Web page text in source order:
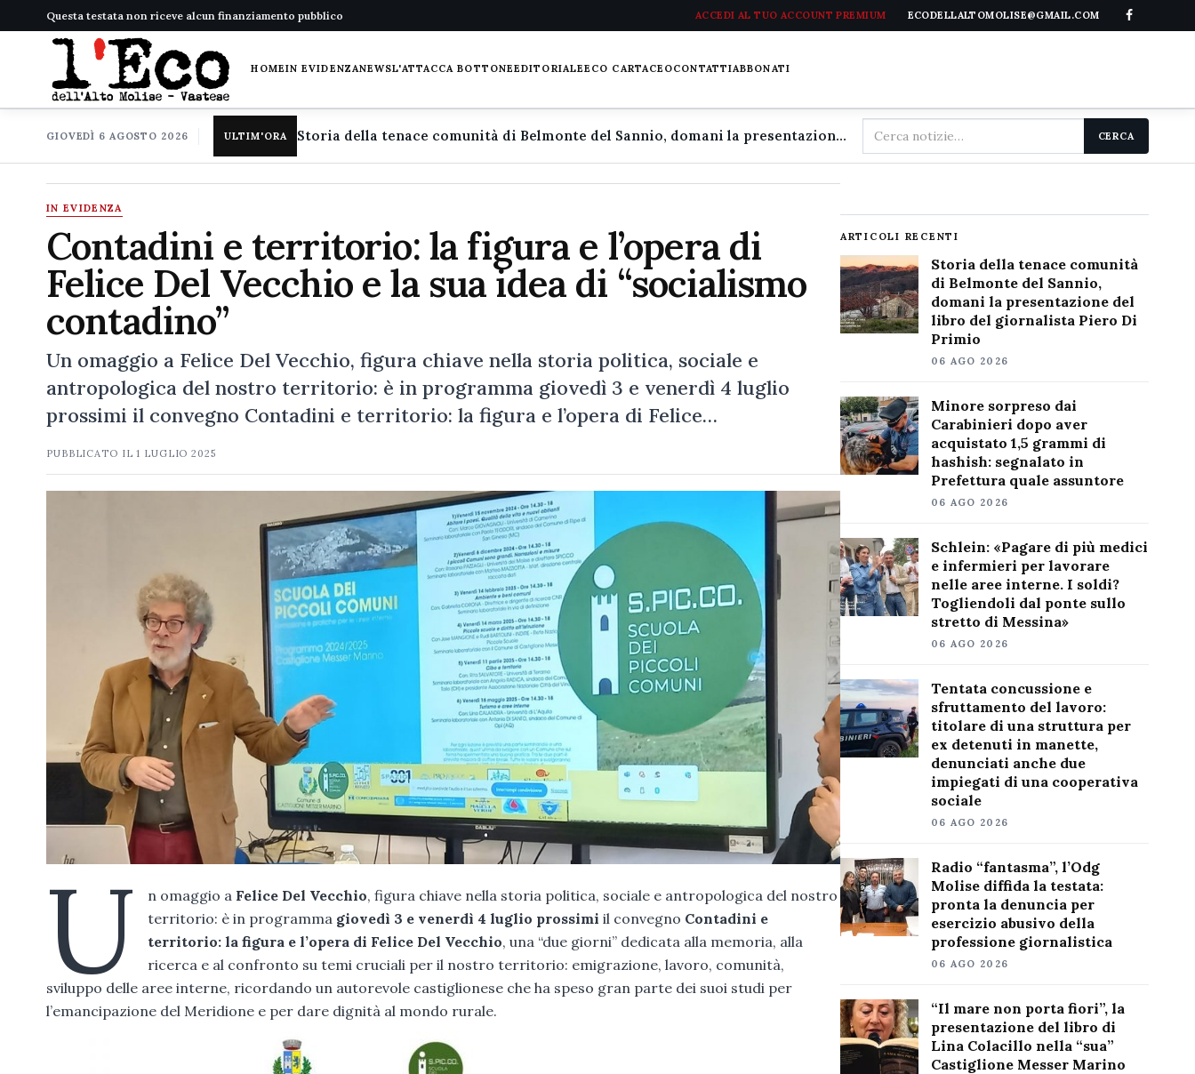
Questa testata non riceve alcun finanziamento pubblico ACCEDI AL TUO ACCOUNT PREMIUM ECODELLALTOMOLISE@GMAIL.COM
HOMEIN EVIDENZANEWSL'ATTACCA BOTTONEEDITORIALEECO CARTACEOCONTATTIABBONATI
GIOVEDÌ 6 AGOSTO 2026 ULTIM'ORA Storia della tenace comunità di Belmonte del Sannio, domani la presentazione del libro del giornalista Piero Di Primio
Cerca
nel
CERCA
IN EVIDENZA
Contadini e territorio: la figura e l’opera di
Felice Del Vecchio e la sua idea di “socialismo
contadino”
Un omaggio a Felice Del Vecchio, figura chiave nella storia politica, sociale e
antropologica del nostro territorio: è in programma giovedì 3 e venerdì 4 luglio
prossimi il convegno Contadini e territorio: la figura e l’opera di Felice…
PUBBLICATO IL1 LUGLIO 2025
U n omaggio a Felice Del Vecchio, figura chiave nella storia politica, sociale e antropologica del nostro
territorio: è in programma giovedì 3 e venerdì 4 luglio prossimi il convegno Contadini e
territorio: la figura e l’opera di Felice Del Vecchio, una “due giorni” dedicata alla memoria, alla
ricerca e al confronto su temi cruciali per il nostro territorio: emigrazione, lavoro, comunità,
sviluppo delle aree interne, ricordando un autorevole castiglionese che ha speso gran parte dei suoi studi per
l’emancipazione del Meridione e per dare dignità al mondo rurale.
ARTICOLI RECENTI
Storia della tenace comunità
di Belmonte del Sannio,
domani la presentazione del
libro del giornalista Piero Di
Primio
06 AGO 2026
Minore sorpreso dai
Carabinieri dopo aver
acquistato 1,5 grammi di
hashish: segnalato in
Prefettura quale assuntore
06 AGO 2026
Schlein: «Pagare di più medici
e infermieri per lavorare
nelle aree interne. I soldi?
Togliendoli dal ponte sullo
stretto di Messina»
06 AGO 2026
Tentata concussione e
sfruttamento del lavoro:
titolare di una struttura per
ex detenuti in manette,
denunciati anche due
impiegati di una cooperativa
sociale
06 AGO 2026
Radio “fantasma”, l’Odg
Molise diffida la testata:
pronta la denuncia per
esercizio abusivo della
professione giornalistica
06 AGO 2026
“Il mare non porta fiori”, la
presentazione del libro di
Lina Colacillo nella “sua”
Castiglione Messer Marino